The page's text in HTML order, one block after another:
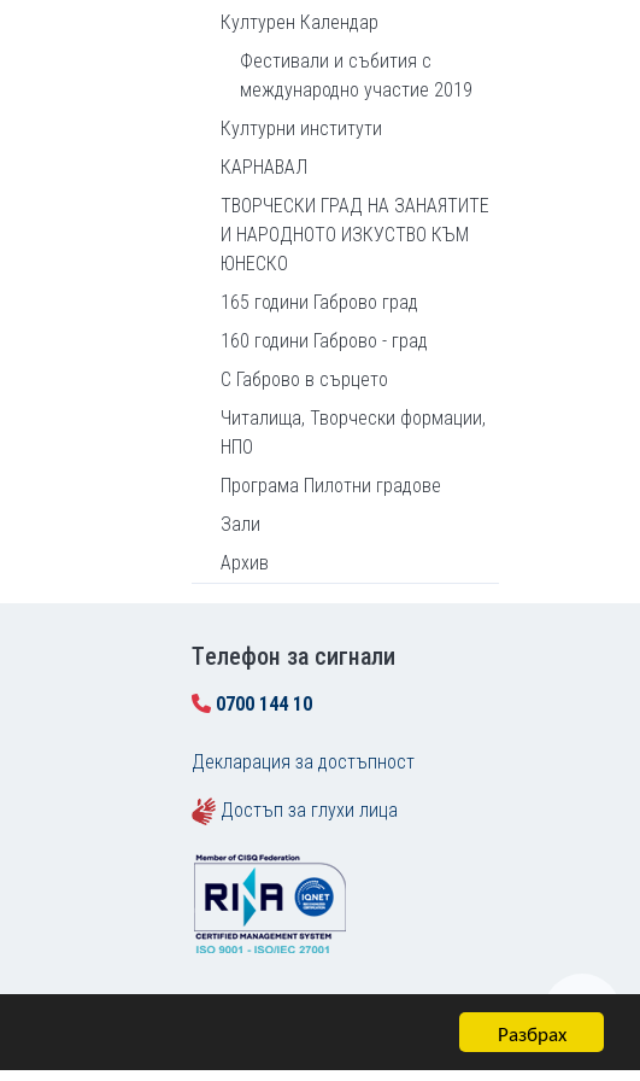
Разбрах
Културен Календар
Фестивали и събития с
международно участие 2019
Културни институти
КАРНАВАЛ
ТВОРЧЕСКИ ГРАД НА ЗАНАЯТИТЕ
И НАРОДНОТО ИЗКУСТВО КЪМ
ЮНЕСКО
165 години Габрово град
160 години Габрово - град
С Габрово в сърцето
Читалища, Творчески формации,
НПО
Програма Пилотни градове
Зали
Архив
Tелефон за сигнали
0700 144 10
Декларация за достъпност
Достъп за глухи лица